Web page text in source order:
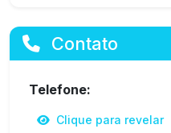
Contato
Telefone:
Clique para revelar